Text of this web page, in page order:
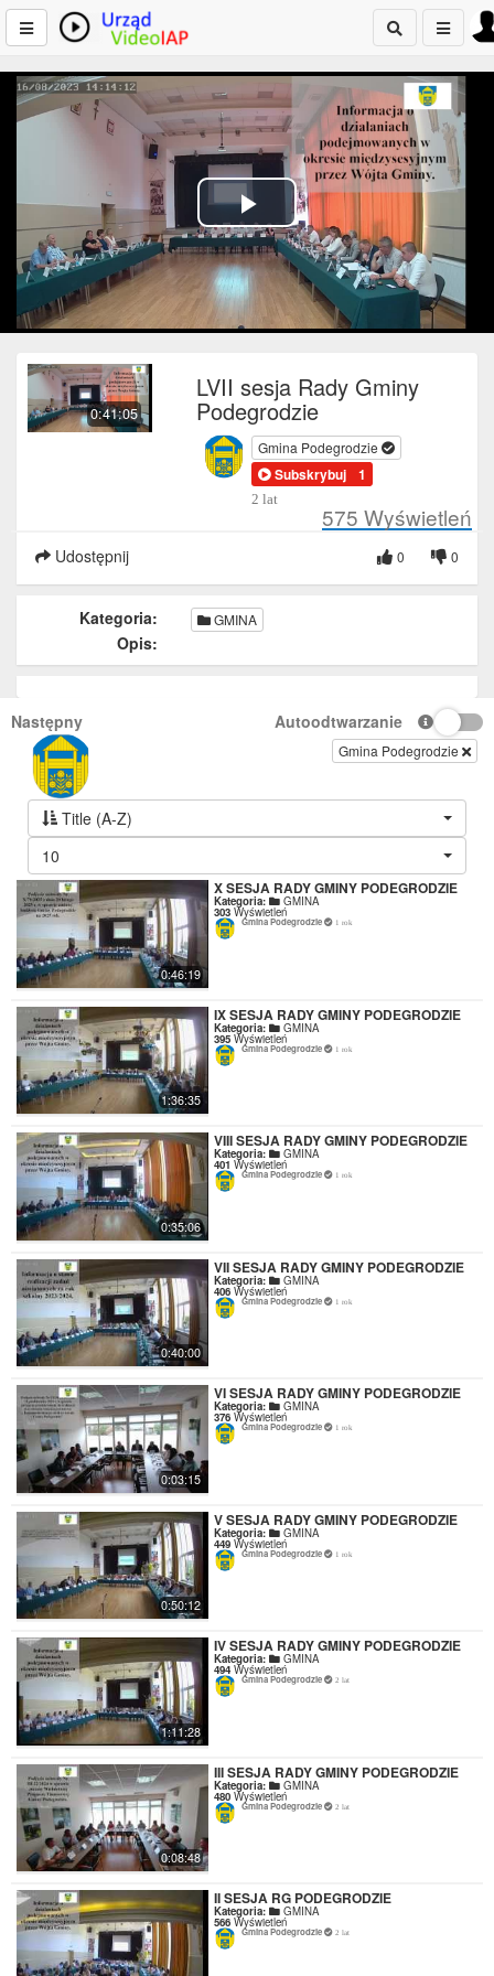
Play
Video
0:41:05
LVII sesja Rady Gminy
Podegrodzie
Gmina Podegrodzie
Subskrybuj 1
2 lat
575 Wyświetleń
Udostępnij 0
0
Kategoria: GMINA
Opis:
Następny Autoodtwarzanie
Gmina Podegrodzie
Title (A-Z)
10
0:46:19
X SESJA RADY GMINY PODEGRODZIE
Kategoria: GMINA
303 Wyświetleń
Gmina Podegrodzie 1 rok
1:36:35
IX SESJA RADY GMINY PODEGRODZIE
Kategoria: GMINA
395 Wyświetleń
Gmina Podegrodzie 1 rok
0:35:06
VIII SESJA RADY GMINY PODEGRODZIE
Kategoria: GMINA
401 Wyświetleń
Gmina Podegrodzie 1 rok
0:40:00
VII SESJA RADY GMINY PODEGRODZIE
Kategoria: GMINA
406 Wyświetleń
Gmina Podegrodzie 1 rok
0:03:15
VI SESJA RADY GMINY PODEGRODZIE
Kategoria: GMINA
376 Wyświetleń
Gmina Podegrodzie 1 rok
0:50:12
V SESJA RADY GMINY PODEGRODZIE
Kategoria: GMINA
449 Wyświetleń
Gmina Podegrodzie 1 rok
1:11:28
IV SESJA RADY GMINY PODEGRODZIE
Kategoria: GMINA
494 Wyświetleń
Gmina Podegrodzie 2 lat
0:08:48
III SESJA RADY GMINY PODEGRODZIE
Kategoria: GMINA
480 Wyświetleń
Gmina Podegrodzie 2 lat
II SESJA RG PODEGRODZIE
Kategoria: GMINA
566 Wyświetleń
Gmina Podegrodzie 2 lat